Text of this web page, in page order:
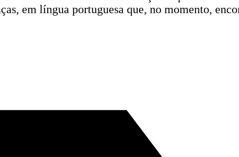
em língua portuguesa que, no momento,